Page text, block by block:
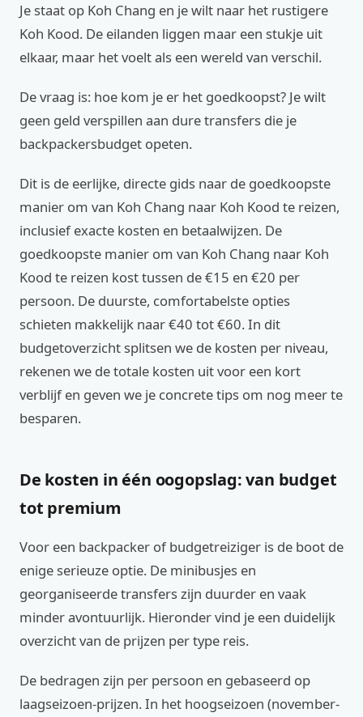
Je staat op Koh Chang en je wilt naar het rustigere
Koh Kood. De eilanden liggen maar een stukje uit
elkaar, maar het voelt als een wereld van verschil.
De vraag is: hoe kom je er het goedkoopst? Je wilt
geen geld verspillen aan dure transfers die je
backpackersbudget opeten.
Dit is de eerlijke, directe gids naar de goedkoopste
manier om van Koh Chang naar Koh Kood te reizen,
inclusief exacte kosten en betaalwijzen. De
goedkoopste manier om van Koh Chang naar Koh
Kood te reizen kost tussen de €15 en €20 per
persoon. De duurste, comfortabelste opties
schieten makkelijk naar €40 tot €60. In dit
budgetoverzicht splitsen we de kosten per niveau,
rekenen we de totale kosten uit voor een kort
verblijf en geven we je concrete tips om nog meer te
besparen.
De kosten in één oogopslag: van budget
tot premium
Voor een backpacker of budgetreiziger is de boot de
enige serieuze optie. De minibusjes en
georganiseerde transfers zijn duurder en vaak
minder avontuurlijk. Hieronder vind je een duidelijk
overzicht van de prijzen per type reis.
De bedragen zijn per persoon en gebaseerd op
laagseizoen-prijzen. In het hoogseizoen (november-